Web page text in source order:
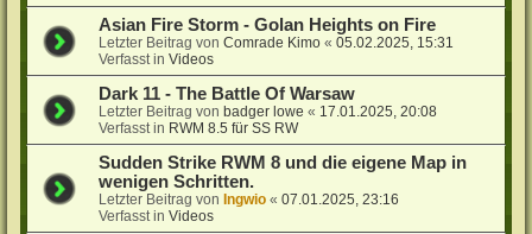
Asian Fire Storm - Golan Heights on Fire
Letzter Beitrag vonComrade Kimo «05.02.2025, 15:31
Verfasst inVideos
Dark 11 - The Battle Of Warsaw
Letzter Beitrag vonbadger lowe « 17.01.2025, 20:08
Verfasst in RWM 8.5 für SS RW
Sudden Strike RWM 8 und die eigene Map in
wenigen Schritten.
Letzter Beitrag vonIngwio «07.01.2025, 23:16
Verfasst inVideos